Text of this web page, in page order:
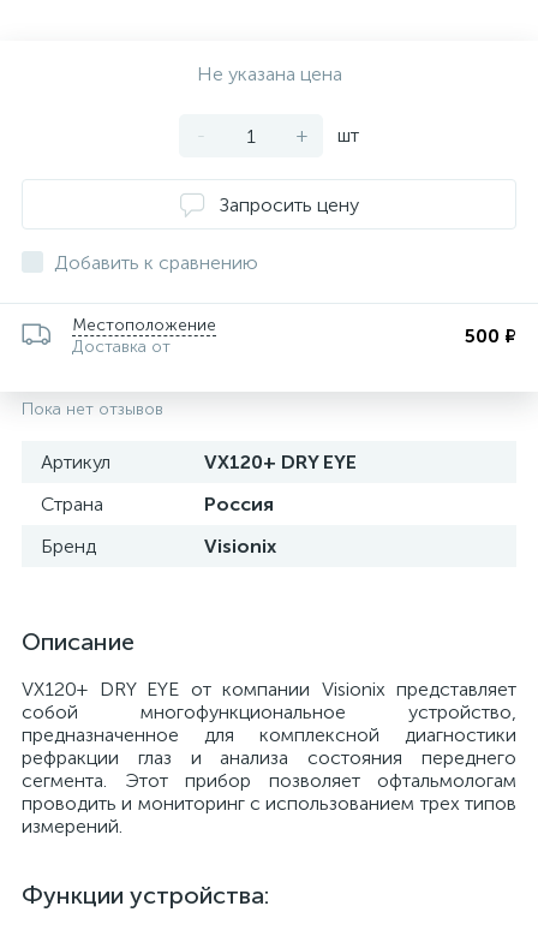
Не указана цена
- + шт
Запросить цену
Добавить к сравнению
Местоположение
Доставка от
500 ₽
Пока нет отзывов
Артикул
VX120+ DRY EYE
Страна
Россия
Бренд
Visionix
Описание
VX120+ DRY EYE от компании Visionix представляет
собой многофункциональное устройство,
предназначенное для комплексной диагностики
рефракции глаз и анализа состояния переднего
сегмента. Этот прибор позволяет офтальмологам
проводить и мониторинг с использованием трех типов
измерений.
Функции устройства: